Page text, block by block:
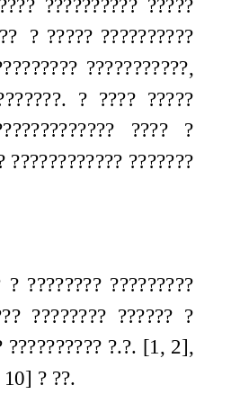
?  ?????  ??????????
???????????,
?  ????  ?????
????   ?
???????????? ???????
?  ????????  ?????????
????????  ??????  ?
?????????? ?.?. [1, 2],
? ??.